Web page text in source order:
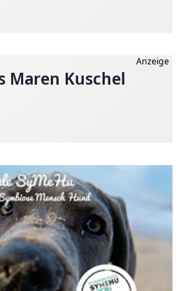
Anzeige
Maren Kuschel